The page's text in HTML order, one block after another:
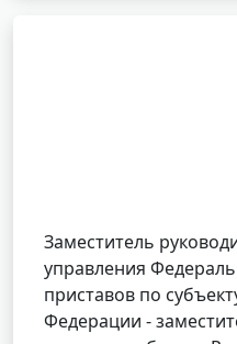
Заместитель
управления
приставов по
Федерации -